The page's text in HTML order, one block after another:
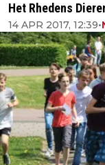
Het Rhedens
14 APR 2017, 12:39•